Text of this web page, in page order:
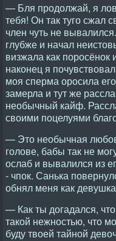
— Бля продолжай, я
тебя! Он так туго
член чуть не
глубже и начал
визжала как поросёнок
наконец я
моя сперма оросила
замерла и тут же
необычный кайф.
своими поцелуями
— Это необычная
голове, бабы так не
ослаб и вывалился из
- чпок. Санька
обнял меня как
— Как ты догадался,
такой нежностью, что
буду твоей тайной